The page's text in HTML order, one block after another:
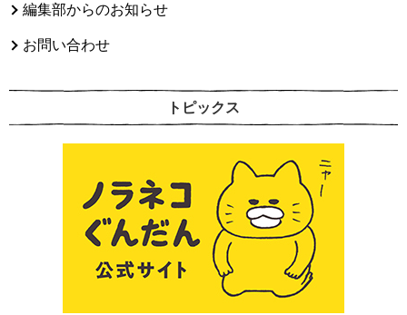
編集部からのお知らせ
お問い合わせ
トピックス